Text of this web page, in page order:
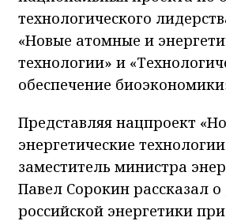
технологического
«Новые атомные и
технологии» и
обеспечение
Представляя нацпроект
энергетические
заместитель министра
Павел Сорокин рассказал
российской энергетики